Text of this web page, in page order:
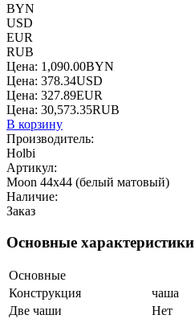
BYN
USD
EUR
RUB
Цена: 1,090.00BYN
Цена: 378.34USD
Цена: 327.89EUR
Цена: 30,573.35RUB
В корзину
Производитель:
Holbi
Артикул:
Moon 44x44 (белый матовый)
Наличие:
Заказ
Основные характеристики
Основные
Конструкция
чаша
Две чаши
Нет